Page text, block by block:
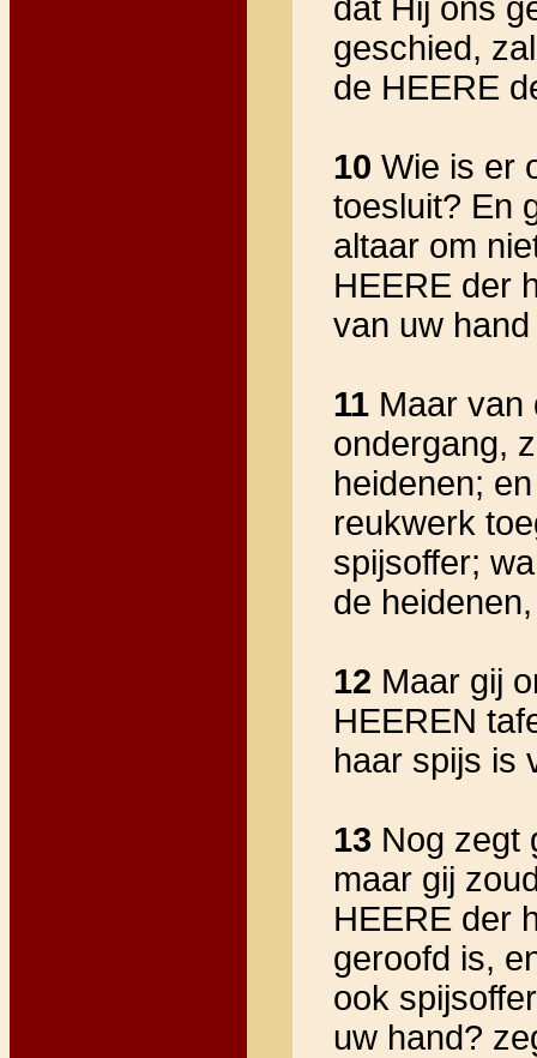
dat Hij ons
geschied,
de HEERE
10 Wie is er
toesluit? En
altaar om
HEERE der
van uw
11 Maar van
ondergang,
heidenen;
reukwerk
spijsoffer;
de
12 Maar gij
HEEREN
haar spijs is
13 Nog zegt
maar gij
HEERE der
geroofd is,
ook
uw hand?